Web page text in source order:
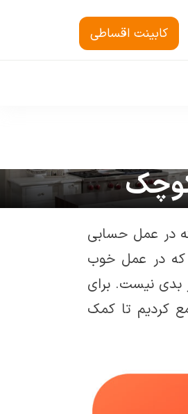
کابینت اقساطی
در عمل حسابی
که در عمل خوب
بدی نیست. برای
کردیم تا کمک